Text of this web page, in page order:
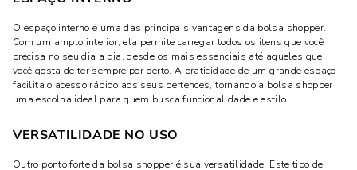
O espaço interno é uma das principais vantagens da bolsa shopper.
Com um amplo interior, ela permite carregar todos os itens que você
precisa no seu dia a dia, desde os mais essenciais até aqueles que
você gosta de ter sempre por perto. A praticidade de um grande espaço
facilita o acesso rápido aos seus pertences, tornando a bolsa shopper
uma escolha ideal para quem busca funcionalidade e estilo.
VERSATILIDADE NO USO
Outro ponto forte da bolsa shopper é sua versatilidade. Este tipo de